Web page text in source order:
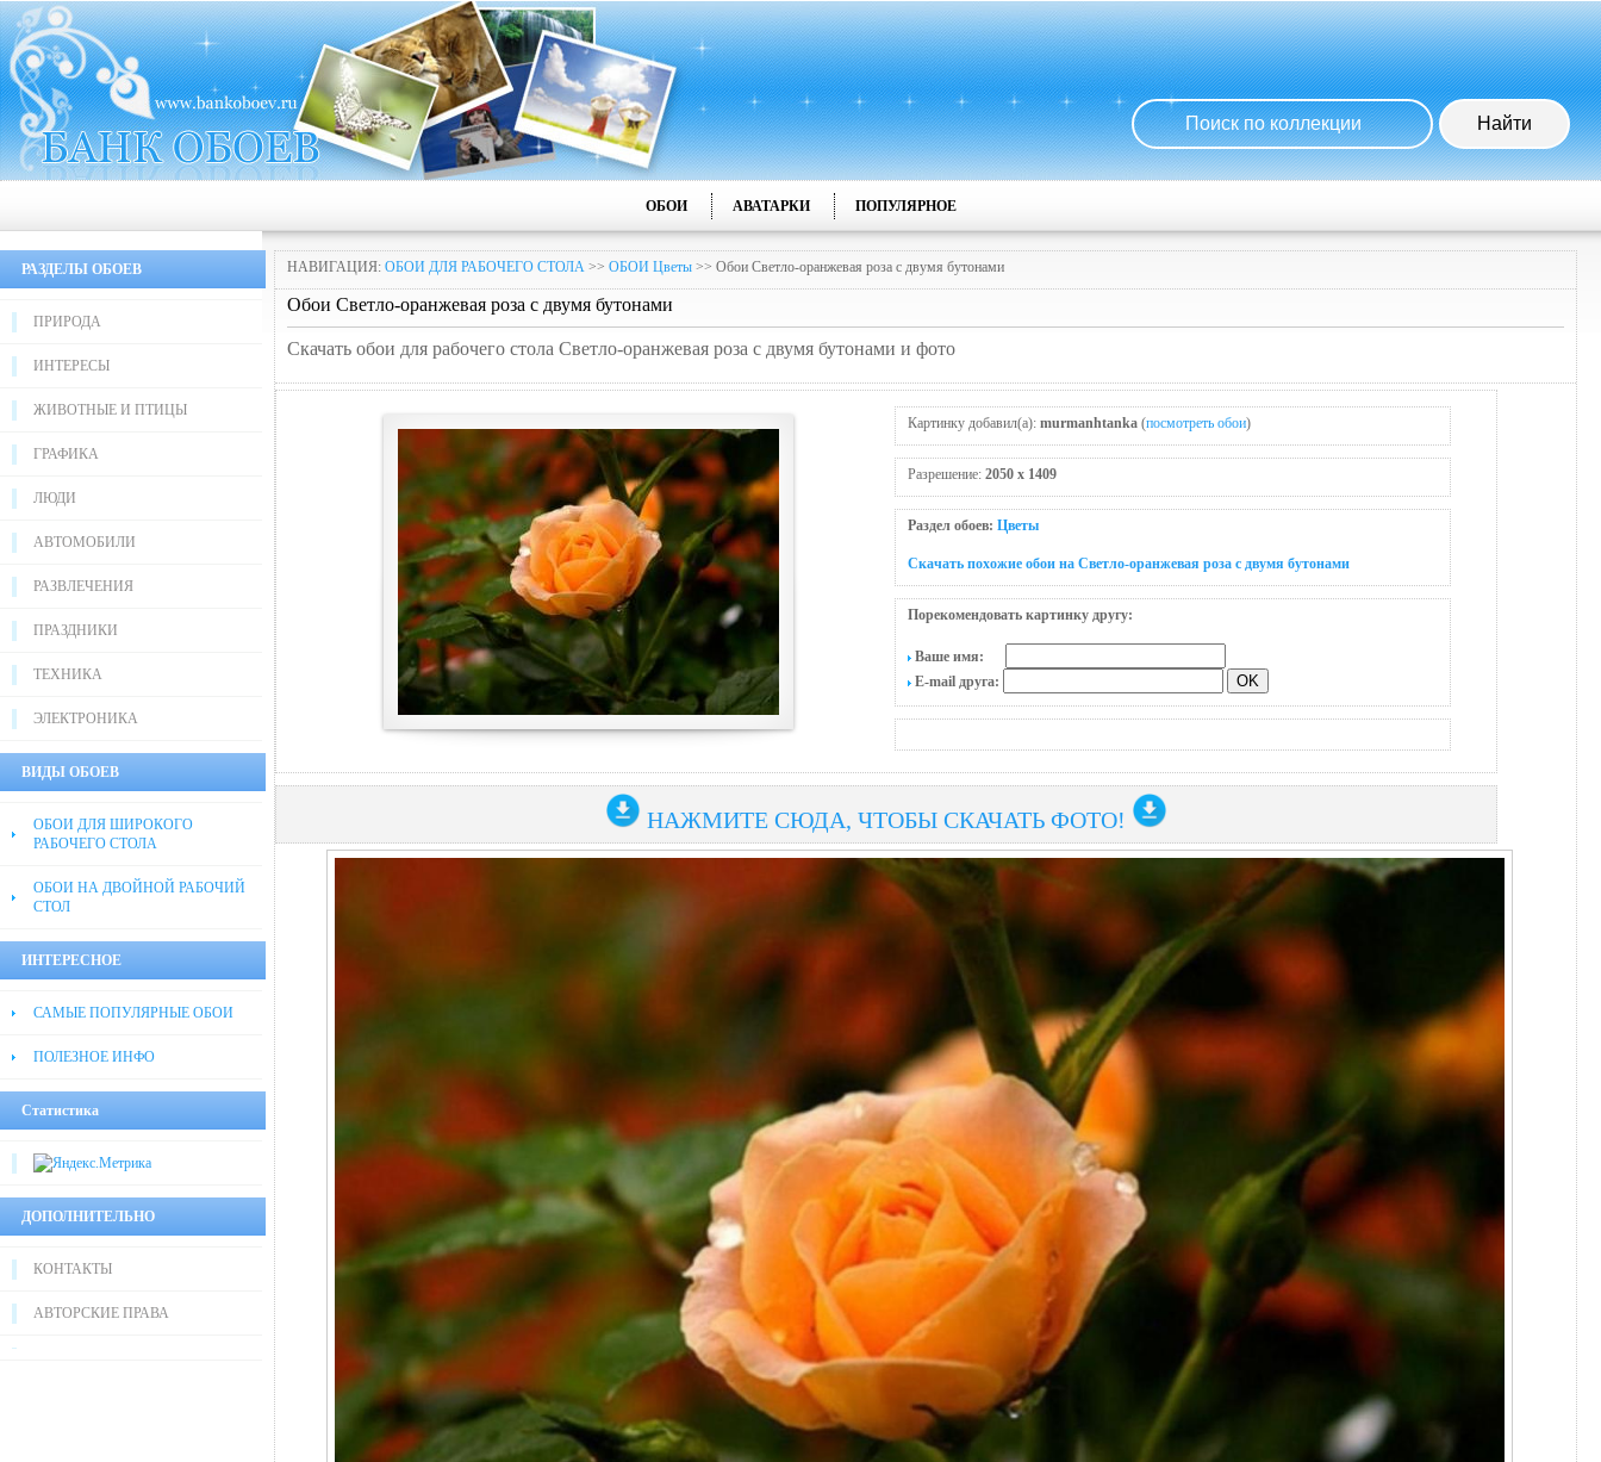
ОБОИ АВАТАРКИ ПОПУЛЯРНОЕ
РАЗДЕЛЫ ОБОЕВ
ПРИРОДА
ИНТЕРЕСЫ
ЖИВОТНЫЕ И ПТИЦЫ
ГРАФИКА
ЛЮДИ
АВТОМОБИЛИ
РАЗВЛЕЧЕНИЯ
ПРАЗДНИКИ
ТЕХНИКА
ЭЛЕКТРОНИКА
ВИДЫ ОБОЕВ
ОБОИ ДЛЯ ШИРОКОГО
РАБОЧЕГО СТОЛА
ОБОИ НА ДВОЙНОЙ РАБОЧИЙ
СТОЛ
ИНТЕРЕСНОЕ
САМЫЕ ПОПУЛЯРНЫЕ ОБОИ
ПОЛЕЗНОЕ ИНФО
Статистика
ДОПОЛНИТЕЛЬНО
КОНТАКТЫ
АВТОРСКИЕ ПРАВА
НАВИГАЦИЯ: ОБОИ ДЛЯ РАБОЧЕГО СТОЛА >> ОБОИ Цветы >> Обои Светло-оранжевая роза с двумя бутонами
Обои Светло-оранжевая роза с двумя бутонами
Скачать обои для рабочего стола Светло-оранжевая роза с двумя бутонами и фото
Картинку добавил(а): murmanhtanka (посмотреть обои)
Разрешение: 2050 x 1409
Раздел обоев: Цветы
Скачать похожие обои на Светло-оранжевая роза с двумя бутонами
Порекомендовать картинку другу:
Ваше имя:
E-mail друга:
НАЖМИТЕ СЮДА, ЧТОБЫ СКАЧАТЬ ФОТО!